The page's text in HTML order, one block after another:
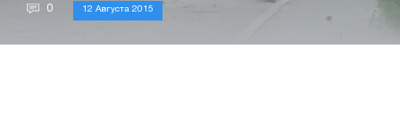
0 12 Августа 2015